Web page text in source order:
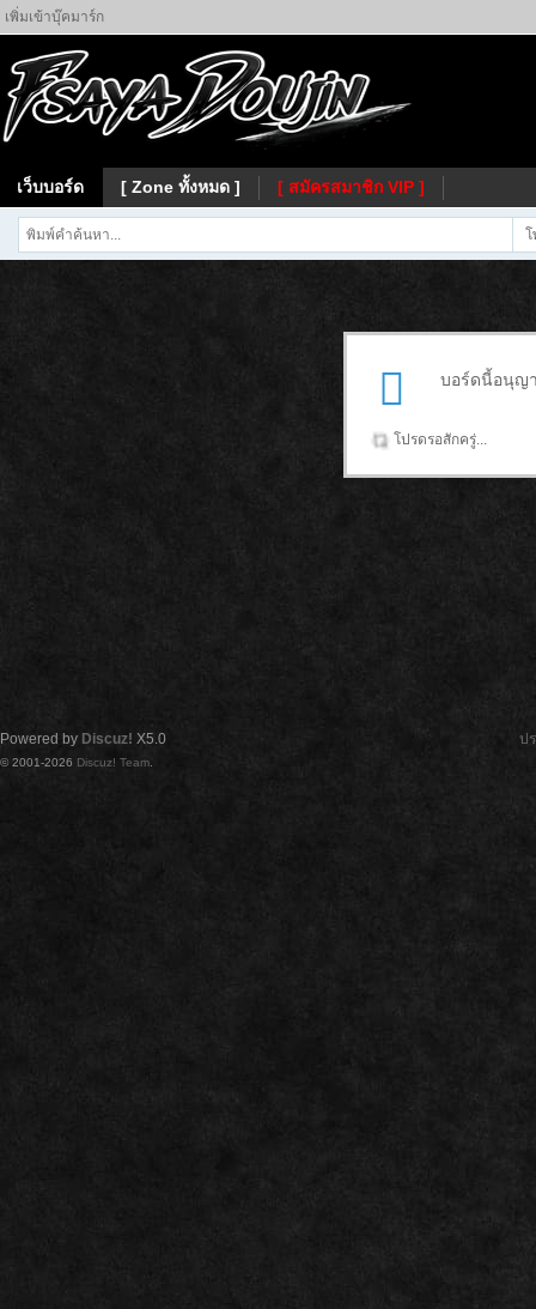
เพิ่มเข้าบุ๊คมาร์ก
เว็บบอร์ด [ Zone ทั้งหมด ] [ สมัครสมาชิก VIP ]
บอร์ดนี้อนุญ
โปรดรอสักครู่...
ป
Powered by Discuz! X5.0
© 2001-2026 Discuz! Team